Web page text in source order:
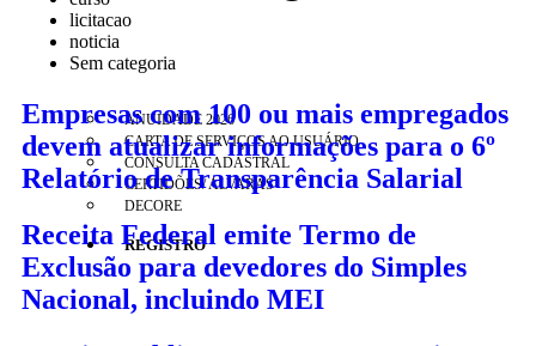
ANUIDADE 2026
CARTA DE SERVIÇOS AO USUÁRIO
CONSULTA CADASTRAL
CERTIDÕES/ ALVARÁS
DECORE
REGISTRO
licitacao
noticia
Sem categoria
Empresas com 100 ou mais empregados
devem atualizar informações para o 6º
Relatório de Transparência Salarial
Receita Federal emite Termo de
Exclusão para devedores do Simples
Nacional, incluindo MEI